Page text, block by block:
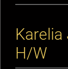
Karelia
H/W